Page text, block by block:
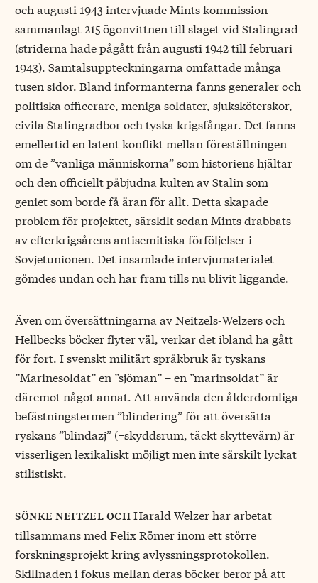
och augusti 1943 intervjuade Mints kommission
sammanlagt 215 ögonvittnen till slaget vid Stalingrad
(striderna hade pågått från augusti 1942 till februari
1943). Samtalsuppteckningarna omfattade många
tusen sidor. Bland informanterna fanns generaler och
politiska officerare, meniga soldater, sjuksköterskor,
civila Stalingradbor och tyska krigsfångar. Det fanns
emellertid en latent konflikt mellan föreställningen
om de ”vanliga människorna” som historiens hjältar
och den officiellt påbjudna kulten av Stalin som
geniet som borde få äran för allt. Detta skapade
problem för projektet, särskilt sedan Mints drabbats
av efterkrigsårens antisemitiska förföljelser i
Sovjetunionen. Det insamlade intervjumaterialet
gömdes undan och har fram tills nu blivit liggande.
Även om översättningarna av Neitzels-Welzers och
Hellbecks böcker flyter väl, verkar det ibland ha gått
för fort. I svenskt militärt språkbruk är tyskans
”Marinesoldat” en ”sjöman” – en ”marinsoldat” är
däremot något annat. Att använda den ålderdomliga
befästningstermen ”blindering” för att översätta
ryskans ”blindazj” (=skyddsrum, täckt skyttevärn) är
visserligen lexikaliskt möjligt men inte särskilt lyckat
stilistiskt.
sönke neitzel ochHarald Welzer har arbetat
tillsammans med Felix Römer inom ett större
forskningsprojekt kring avlyssningsprotokollen.
Skillnaden i fokus mellan deras böcker beror på att